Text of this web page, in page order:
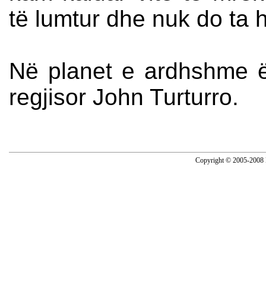
të lumtur dhe nuk do ta
Në planet e ardhshme
regjisor John Turturro.
Copyright © 2005-